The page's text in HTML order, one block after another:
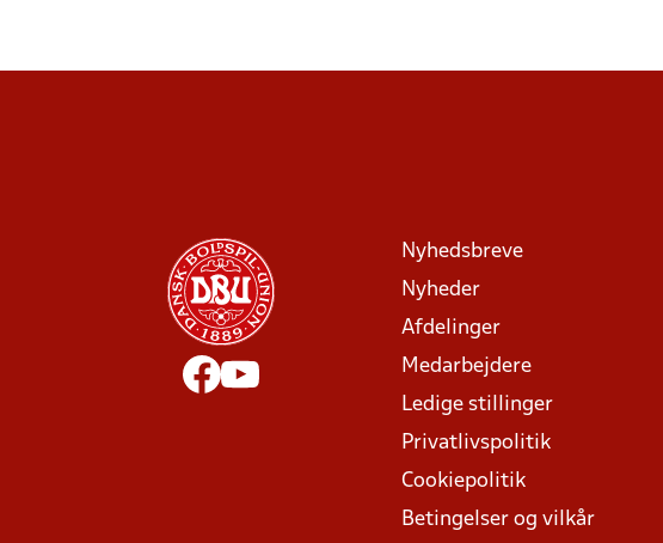
Nyhedsbreve
Nyheder
Afdelinger
Medarbejdere
Ledige stillinger
Privatlivspolitik
Cookiepolitik
Betingelser og vilkår